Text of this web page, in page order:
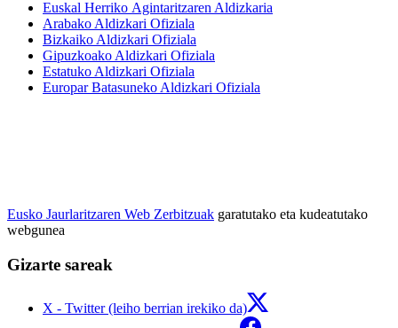
Euskal Herriko Agintaritzaren Aldizkaria
Arabako Aldizkari Ofiziala
Bizkaiko Aldizkari Ofiziala
Gipuzkoako Aldizkari Ofiziala
Estatuko Aldizkari Ofiziala
Europar Batasuneko Aldizkari Ofiziala
Eusko Jaurlaritzaren Web Zerbitzuak garatutako eta kudeatutako
webgunea
Gizarte sareak
X - Twitter (leiho berrian irekiko da)